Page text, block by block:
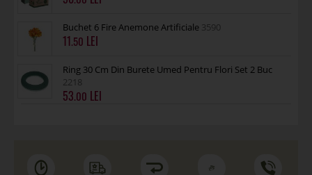
Buchet 6 Fire Anemone Artificiale 3590
11.50
Ring 30 Cm Din Burete Umed Pentru Flori Set 2 Buc
2218
53.00